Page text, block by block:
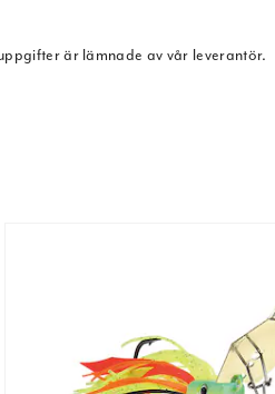
är lämnade av vår leverantör.